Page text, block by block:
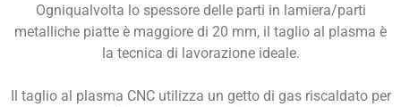
Ogniqualvolta lo spessore delle parti in lamiera/parti
metalliche piatte è maggiore di 20 mm, il taglio al plasma è
la tecnica di lavorazione ideale.
Il taglio al plasma CNC utilizza un getto di gas riscaldato per